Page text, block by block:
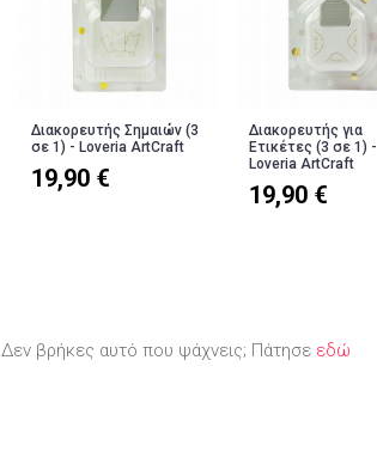
Διακορευτής Σημαιών (3
σε 1) - Loveria ArtCraft
19,90 €
Διακορευτής για
Ετικέτες (3 σε 1) -
Loveria ArtCraft
19,90 €
Δεν βρήκες αυτό που ψάχνεις; Πάτησε εδώ